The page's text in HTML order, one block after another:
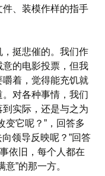
、装模作样的指手
挺悲催的。我们作
的电影投票，但我
着，觉得能充饥就
对各种事情，我们
实际，还是与之为
变它呢？”，回答多
领导反映呢？”回答
依旧，每个人都在
”的那一方。